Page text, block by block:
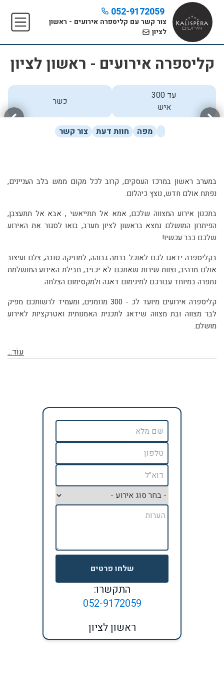
052-9172059
צור קשר עם קליספרה אירועים - ראשון
לציון
קליספרה אירועים - ראשון לציון
עד 300
איש
כשר
מפה חוות דעת צור קשר
במערב ראשון במרכז העסקים, קרוב לכל מקום ממש בלב העניינים,
נפתח אולם חדש, נוצץ כיהלום.
בתכנון אירוע המצווה שלכם, אמא אל תתייאשי , אבא אל תתעצבן,
הפיתרון המושלם נמצא בראשון לציון מערב, בואו לסגור את האירוע
שלכם כבר עכשיו!
בקליספרה ידאגו לכם לאוכל ברמה גבוהה, למוזיקה טובה, צלם ועיצוב
אולם מרהיב, וצוות שירות שאתכם לא יכזיב, חבילת האירוע המושלמת
נתפרה במיוחד עבורכם למינימום דאגה ולמקסימום הצלחה.
קליספרה אירועים מיועד לכ - 300 מוזמנים, ומעמיד לרשותכם מפיק
לבר מצווה ובת מצווה שידאג לתכנית האמנותית ואטרקציות לאירוע
מושלם.
עוֹד...
שלחו פרטים
התקשרו:
052-9172059
ראשון לציון